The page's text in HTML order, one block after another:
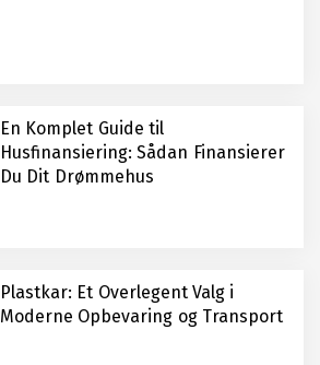
En Komplet Guide til
Husfinansiering: Sådan Finansierer
Du Dit Drømmehus
Plastkar: Et Overlegent Valg i
Moderne Opbevaring og Transport